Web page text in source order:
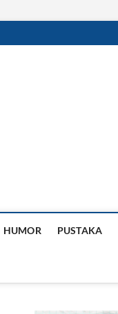
HUMOR PUSTAKA